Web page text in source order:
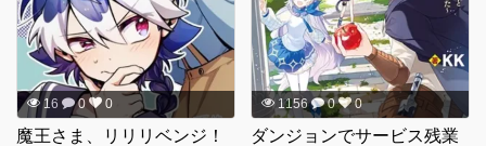
16 0 0
魔王さま、リリリベンジ！
1156 0 0
ダンジョンでサービス残業